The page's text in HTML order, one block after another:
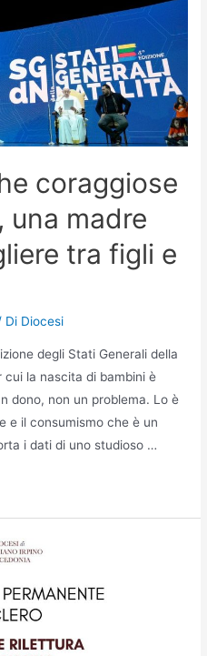
coraggiose
una madre
tra figli e
Di Diocesi
degli Stati Generali della
la nascita di bambini è
dono, non un problema. Lo è
e il consumismo che è un
i dati di uno studioso …